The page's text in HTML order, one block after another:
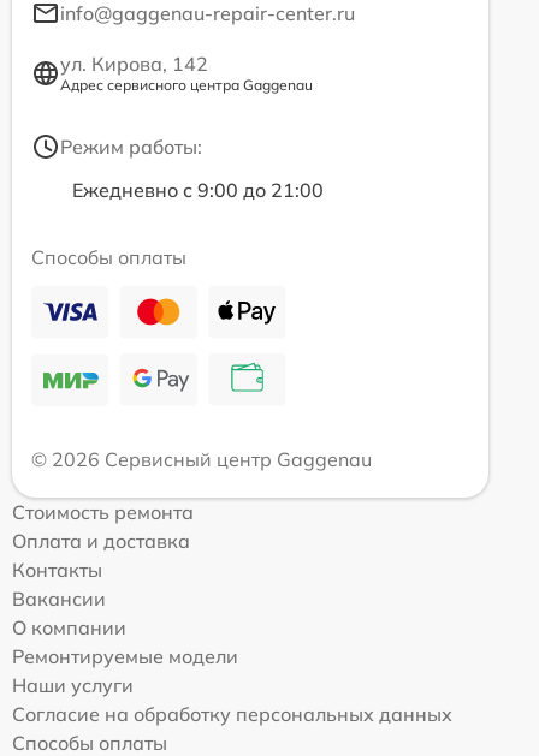
info@gaggenau-repair-center.ru
ул. Кирова, 142
Адрес сервисного центра Gaggenau
Режим работы:
Ежедневно с 9:00 до 21:00
Способы оплаты
© 2026 Сервисный центр Gaggenau
Стоимость ремонта
Оплата и доставка
Контакты
Вакансии
О компании
Ремонтируемые модели
Наши услуги
Согласие на обработку персональных данных
Способы оплаты